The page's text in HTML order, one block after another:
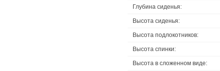
Глубина сиденья:
Высота сиденья:
Высота подлокотников:
Высота спинки:
Высота в сложенном виде: